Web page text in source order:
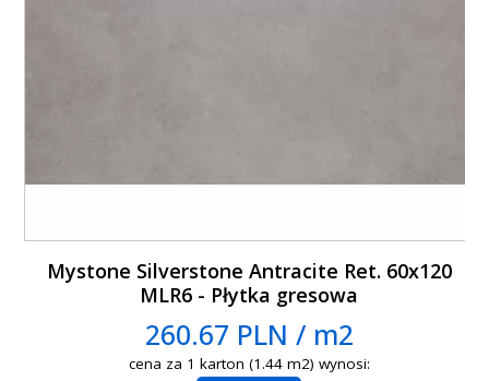
Mystone Silverstone Antracite Ret. 60x120
MLR6 - Płytka gresowa
260.67 PLN / m2
cena za 1 karton (1.44 m2) wynosi: